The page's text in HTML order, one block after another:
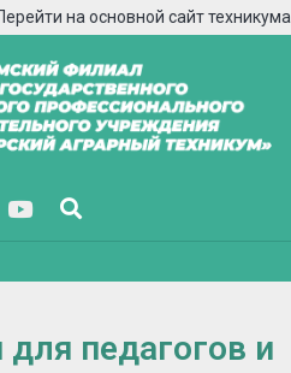
на основной сайт техникума
педагогов и